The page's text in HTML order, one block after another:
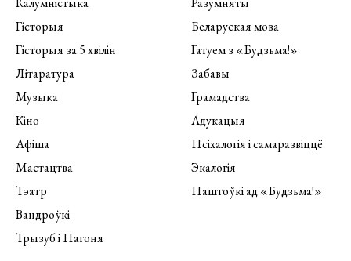
Гісторыя
Гісторыя за 5 хвілін
Літаратура
Музыка
Кіно
Афіша
Мастацтва
Тэатр
Вандроўкі
Трызуб і Пагоня
Беларуская мова
Гатуем з «Будзьма!»
Забавы
Грамадства
Адукацыя
Псіхалогія і самаразвіццё
Экалогія
Паштоўкі ад «Будзьма!»